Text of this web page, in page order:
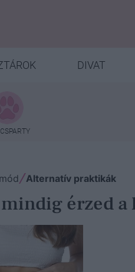
DIVAT
Alternatív praktikák
érzed a